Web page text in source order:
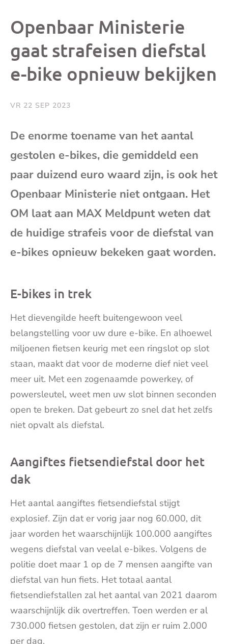
bericht
op
bericht
op
bericht
op via
Openbaar Ministerie
gaat strafeisen diefstal
e-bike opnieuw bekijken
VR 22 SEP 2023
De enorme toename van het aantal
gestolen e-bikes, die gemiddeld een
paar duizend euro waard zijn, is ook het
Openbaar Ministerie niet ontgaan. Het
OM laat aan MAX Meldpunt weten dat
de huidige strafeis voor de diefstal van
e-bikes opnieuw bekeken gaat worden.
E-bikes in trek
Het dievengilde heeft buitengewoon veel
belangstelling voor uw dure e-bike. En alhoewel
miljoenen fietsen keurig met een ringslot op slot
staan, maakt dat voor de moderne dief niet veel
meer uit. Met een zogenaamde powerkey, of
powersleutel, weet men uw slot binnen seconden
open te breken. Dat gebeurt zo snel dat het zelfs
niet opvalt als diefstal.
Aangiftes fietsendiefstal door het
dak
Het aantal aangiftes fietsendiefstal stijgt
explosief. Zijn dat er vorig jaar nog 60.000, dit
jaar worden het waarschijnlijk 100.000 aangiftes
wegens diefstal van veelal e-bikes. Volgens de
politie doet maar 1 op de 7 mensen aangifte van
diefstal van hun fiets. Het totaal aantal
fietsendiefstallen zal het aantal van 2021 daarom
waarschijnlijk dik overtreffen. Toen werden er al
730.000 fietsen gestolen, dat zijn er ruim 2.000
per dag.